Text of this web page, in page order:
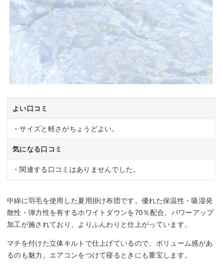
よい口コミ
・サイズと軽さがちょうどよい。
気になる口コミ
・関連する口コミはありませんでした。
中綿に羽毛を使用した夏用掛け布団です。優れた保温性・吸湿発
散性・弾力性を有するホワイトダウンを70％配合。パワーアップ
加工が施されており、よりふんわりと仕上がっています。
マチを付けた立体キルトで仕上げているので、ボリューム感があ
るのも魅力。エアコンをつけて寝るときにも重宝します。